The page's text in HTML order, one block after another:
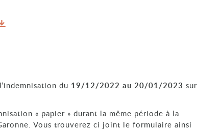
du 19/12/2022 au 20/01/2023 sur
« papier » durant la même période à la
Vous trouverez ci joint le formulaire ainsi